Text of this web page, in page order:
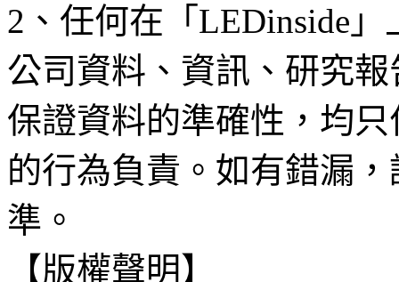
2、任何在「LEDinside
公司資料、資訊、研究
保證資料的準確性，均
的行為負責。如有錯漏
準。
【版權聲明】